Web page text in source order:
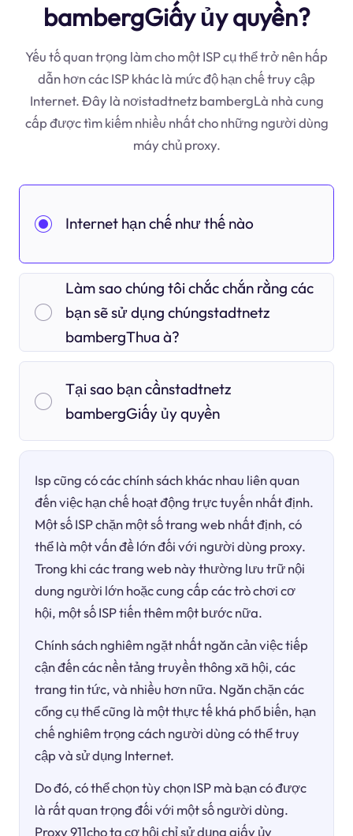
bambergGiấy ủy quyền?
Yếu tố quan trọng làm cho một ISP cụ thể trở nên hấp
dẫn hơn các ISP khác là mức độ hạn chế truy cập
Internet. Đây là nơistadtnetz bambergLà nhà cung
cấp được tìm kiếm nhiều nhất cho những người dùng
máy chủ proxy.
Internet hạn chế như thế nào
Làm sao chúng tôi chắc chắn rằng các
bạn sẽ sử dụng chúngstadtnetz
bambergThua à?
Tại sao bạn cầnstadtnetz
bambergGiấy ủy quyền
Isp cũng có các chính sách khác nhau liên quan
đến việc hạn chế hoạt động trực tuyến nhất định.
Một số ISP chặn một số trang web nhất định, có
thể là một vấn đề lớn đối với người dùng proxy.
Trong khi các trang web này thường lưu trữ nội
dung người lớn hoặc cung cấp các trò chơi cơ
hội, một số ISP tiến thêm một bước nữa.
Chính sách nghiêm ngặt nhất ngăn cản việc tiếp
cận đến các nền tảng truyền thông xã hội, các
trang tin tức, và nhiều hơn nữa. Ngăn chặn các
cổng cụ thể cũng là một thực tế khá phổ biến, hạn
chế nghiêm trọng cách người dùng có thể truy
cập và sử dụng Internet.
Do đó, có thể chọn tùy chọn ISP mà bạn có được
là rất quan trọng đối với một số người dùng.
Proxy 911cho ta cơ hội chỉ sử dụng giấy ủy